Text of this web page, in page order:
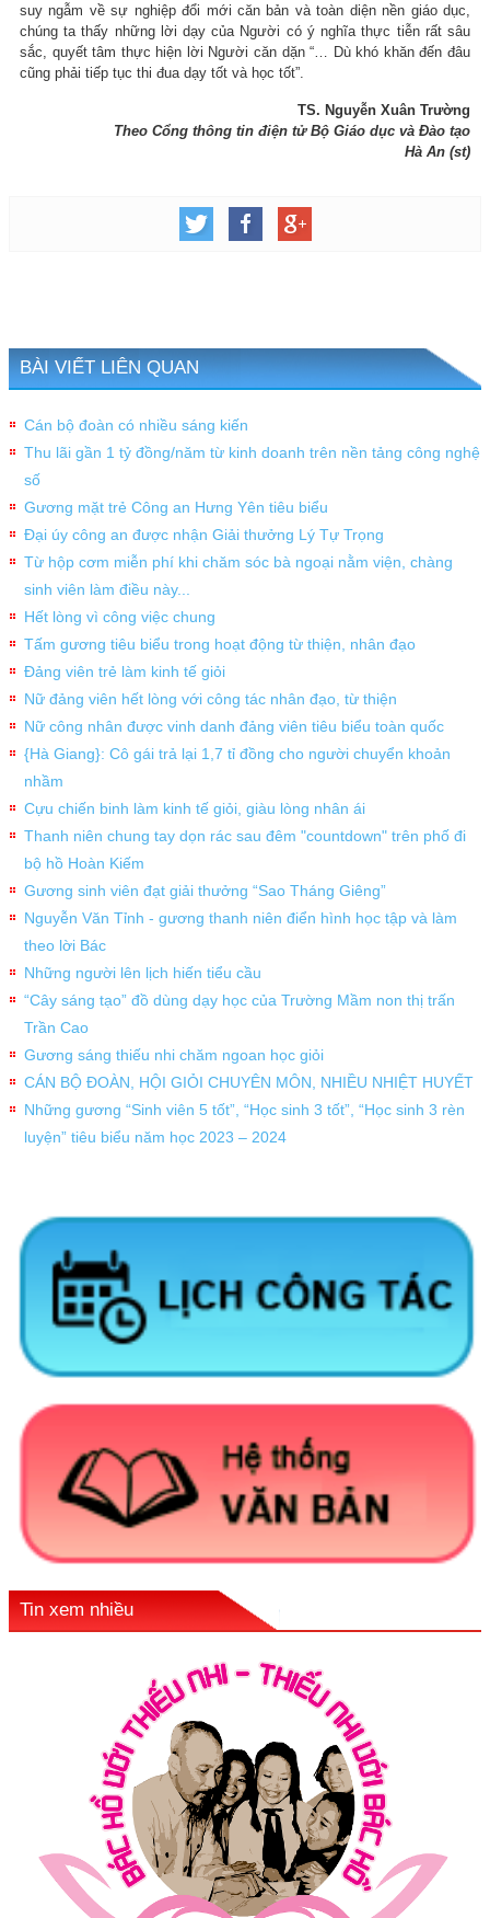
suy ngẫm về sự nghiệp đổi mới căn bản và toàn diện nền giáo dục,
chúng ta thấy những lời dạy của Người có ý nghĩa thực tiễn rất sâu
sắc, quyết tâm thực hiện lời Người căn dặn “… Dù khó khăn đến đâu
cũng phải tiếp tục thi đua dạy tốt và học tốt”.
TS. Nguyễn Xuân Trường
Theo Cổng thông tin điện tử Bộ Giáo dục và Đào tạo
Hà An (st)
BÀI VIẾT LIÊN QUAN
Cán bộ đoàn có nhiều sáng kiến
Thu lãi gần 1 tỷ đồng/năm từ kinh doanh trên nền tảng công nghệ
số
Gương mặt trẻ Công an Hưng Yên tiêu biểu
Đại úy công an được nhận Giải thưởng Lý Tự Trọng
Từ hộp cơm miễn phí khi chăm sóc bà ngoại nằm viện, chàng
sinh viên làm điều này...
Hết lòng vì công việc chung
Tấm gương tiêu biểu trong hoạt động từ thiện, nhân đạo
Đảng viên trẻ làm kinh tế giỏi
Nữ đảng viên hết lòng với công tác nhân đạo, từ thiện
Nữ công nhân được vinh danh đảng viên tiêu biểu toàn quốc
{Hà Giang}: Cô gái trả lại 1,7 tỉ đồng cho người chuyển khoản
nhầm
Cựu chiến binh làm kinh tế giỏi, giàu lòng nhân ái
Thanh niên chung tay dọn rác sau đêm "countdown" trên phố đi
bộ hồ Hoàn Kiếm
Gương sinh viên đạt giải thưởng “Sao Tháng Giêng”
Nguyễn Văn Tỉnh - gương thanh niên điển hình học tập và làm
theo lời Bác
Những người lên lịch hiến tiểu cầu
“Cây sáng tạo” đồ dùng dạy học của Trường Mầm non thị trấn
Trần Cao
Gương sáng thiếu nhi chăm ngoan học giỏi
CÁN BỘ ĐOÀN, HỘI GIỎI CHUYÊN MÔN, NHIỀU NHIỆT HUYẾT
Những gương “Sinh viên 5 tốt”, “Học sinh 3 tốt”, “Học sinh 3 rèn
luyện” tiêu biểu năm học 2023 – 2024
Tin xem nhiều